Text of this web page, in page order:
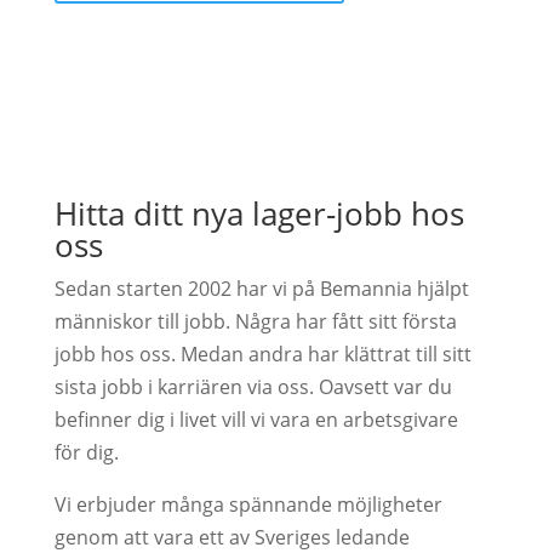
Hitta ditt nya lager-jobb hos
oss
Sedan starten 2002 har vi på Bemannia hjälpt
människor till jobb. Några har fått sitt första
jobb hos oss. Medan andra har klättrat till sitt
sista jobb i karriären via oss. Oavsett var du
befinner dig i livet vill vi vara en arbetsgivare
för dig.
Vi erbjuder många spännande möjligheter
genom att vara ett av Sveriges ledande